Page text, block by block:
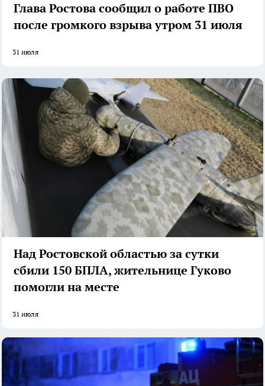
Глава Ростова сообщил о работе ПВО
после громкого взрыва утром 31 июля
31 июля
Над Ростовской областью за сутки
сбили 150 БПЛА, жительнице Гуково
помогли на месте
31 июля